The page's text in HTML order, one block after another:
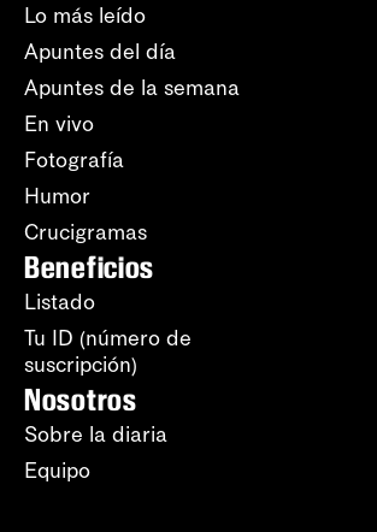
Lo más leído
Apuntes del día
Apuntes de la semana
En vivo
Fotografía
Humor
Crucigramas
Beneficios
Listado
Tu ID (número de
suscripción)
Nosotros
Sobre la diaria
Equipo